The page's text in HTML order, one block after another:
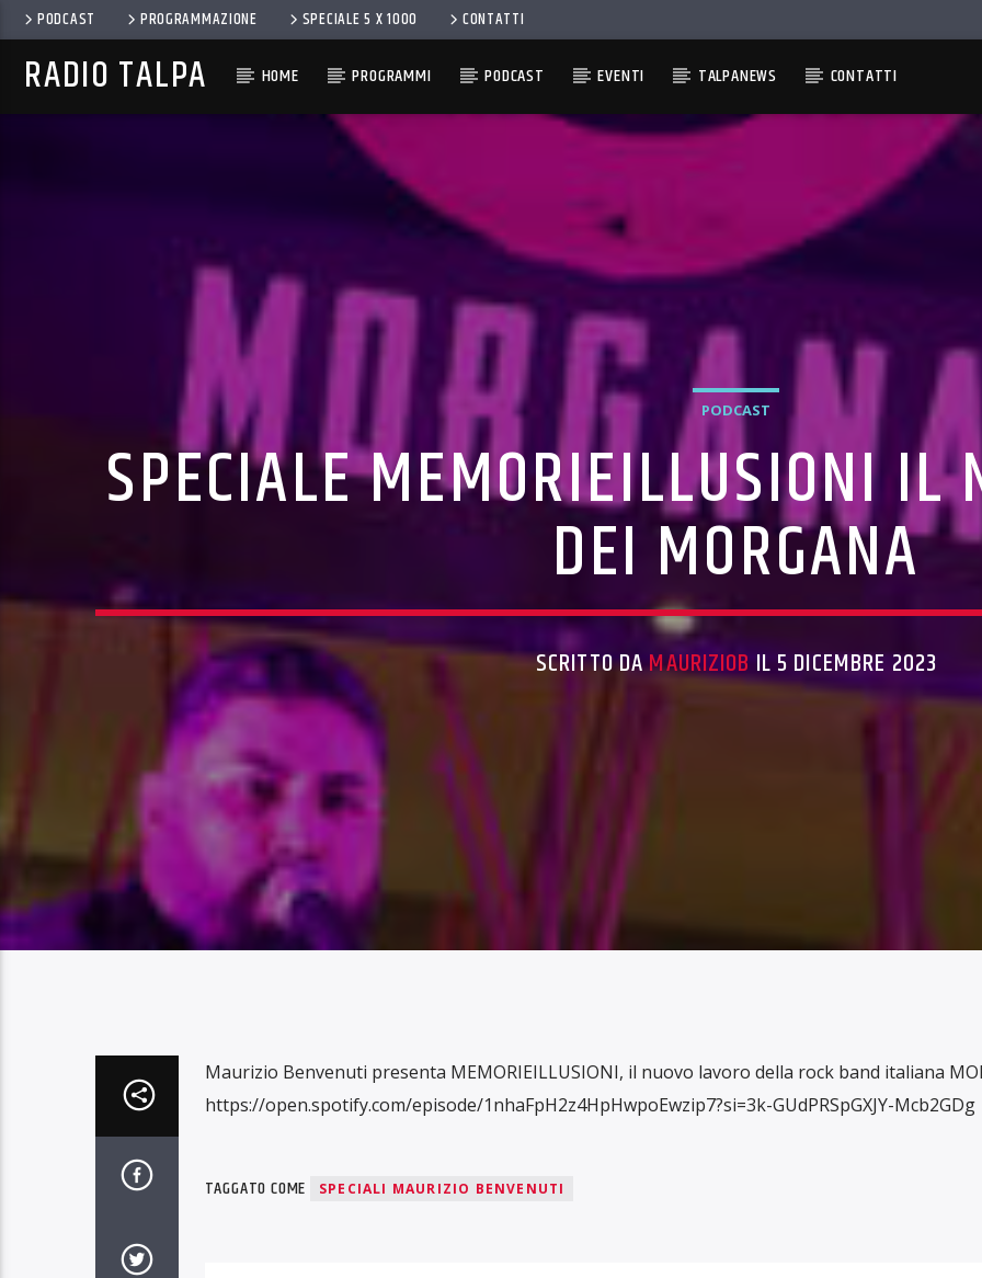
PODCAST PROGRAMMAZIONE SPECIALE 5 X 1000 CONTATTI
RADIO TALPA HOME PROGRAMMI PODCAST EVENTI TALPANEWS CONTATTI
PODCAST
SPECIALE MEMORIEILLUSIONI IL
DEI MORGANA
SCRITTO DAMAURIZIOB IL 5 DICEMBRE 2023
Maurizio Benvenuti presenta MEMORIEILLUSIONI, il nuovo lavoro della rock band italiana
https://open.spotify.com/episode/1nhaFpH2z4HpHwpoEwzip7?si=3k-GUdPRSpGXJY-Mcb2GDg
TAGGATO COME SPECIALI MAURIZIO BENVENUTI